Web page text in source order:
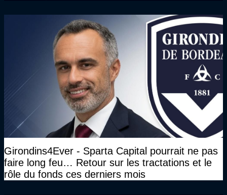
Girondins4Ever - Sparta Capital pourrait ne pas
faire long feu… Retour sur les tractations et le
rôle du fonds ces derniers mois